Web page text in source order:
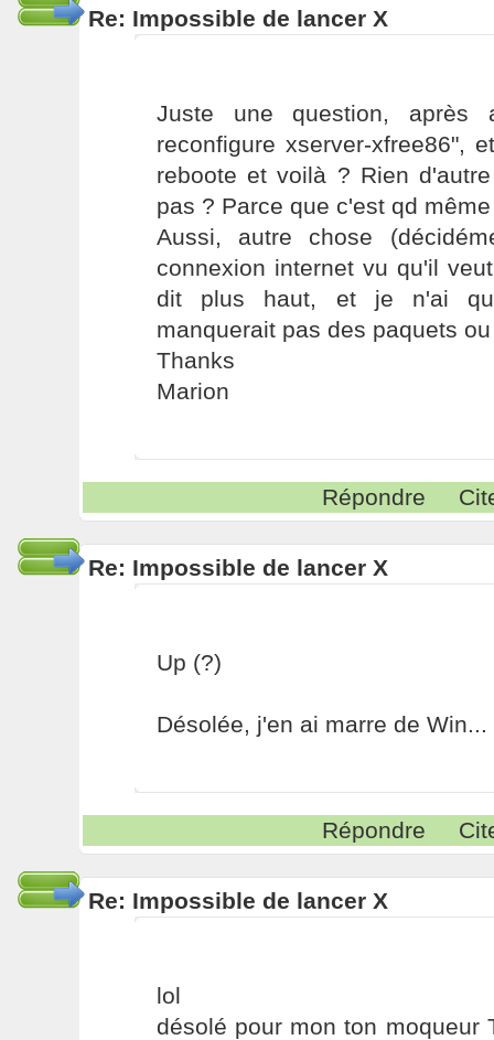
Re: Impossible de lancer X
Juste une question, après
reconfigure xserver-xfree86",
reboote et voilà ? Rien
pas ? Parce que c'est qd
Aussi, autre chose
connexion internet vu qu'il
dit plus haut, et je n'ai
manquerait pas des paquets
Thanks
Marion
Répondre
Re: Impossible de lancer X
Up (?)
Désolée, j'en ai marre de Win...
Répondre
Re: Impossible de lancer X
lol
désolé pour mon ton moqueur